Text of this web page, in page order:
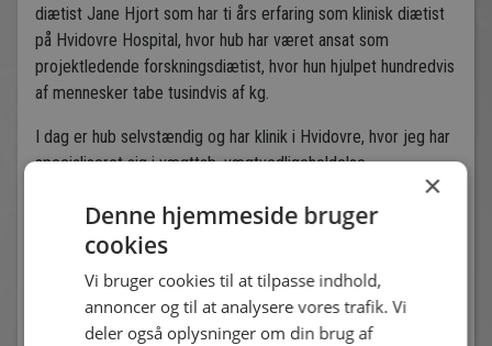
diætist Jane Hjort som har ti års erfaring som klinisk diætist
på Hvidovre Hospital, hvor hub har været ansat som
projektledende forskningsdiætist, hvor hun hjulpet hundredvis
af mennesker tabe tusindvis af kg.
I dag er hub selvstændig og har klinik i Hvidovre, hvor jeg har
specialiseret sig i vægttab, vægtvedligeholdelse,
Er du eller din virksomhed interesseret i at høre om jeres
muligheder for at blive en del af Hvidovre Fodbold, så kontakt
Peter Lassen på 51184775
×
Denne hjemmeside bruger
cookies
Vi bruger cookies til at tilpasse indhold,
annoncer og til at analysere vores trafik. Vi
deler også oplysninger om din brug af